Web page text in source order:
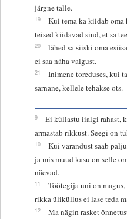
järgne talle.
19
Kui tema ka kiidab
teised kiidavad sind, et sa
20
lähed sa siiski oma
ei saa näha valgust.
21
Inimene toreduses, kui
sarnane, kellele tehakse ots.
9
Ei küllastu iialgi rahast,
armastab rikkust. Seegi on
10
Kui varandust saab
ja mis muud kasu on selle
näevad.
11
Töötegija uni on
rikka üliküllus ei lase teda
12
Ma nägin rasket